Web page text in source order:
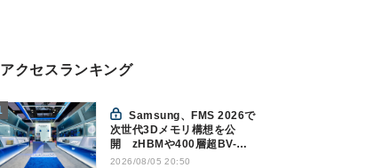
アクセスランキング
Samsung、FMS 2026で
次世代3Dメモリ構想を公
開 zHBMや400層超BV-
NANDを披露
2026/08/05 20:50